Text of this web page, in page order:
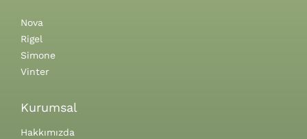
Nova
Rigel
Simone
Vinter
Kurumsal
Hakkımızda